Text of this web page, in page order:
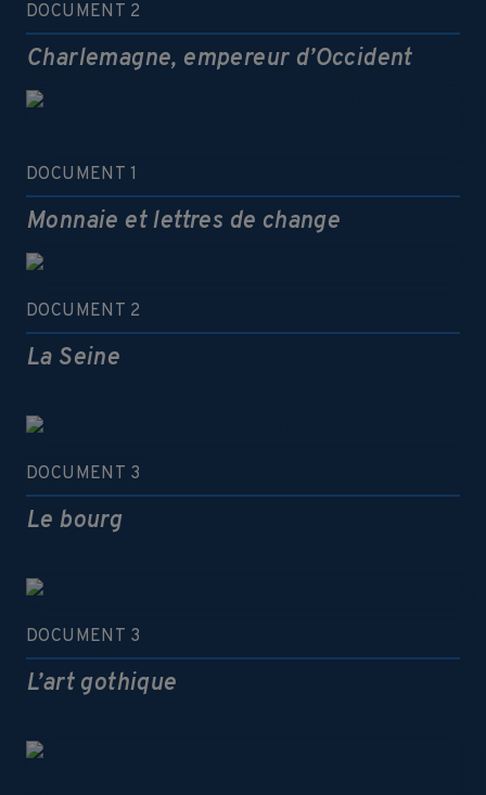
DOCUMENT 2
Charlemagne, empereur d’Occident
DOCUMENT 1
Monnaie et lettres de change
DOCUMENT 2
La Seine
DOCUMENT 3
Le bourg
DOCUMENT 3
L’art gothique